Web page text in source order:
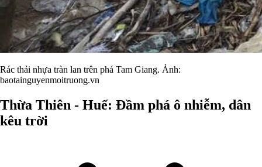
Rác thải nhựa tràn lan trên phá Tam Giang. Ảnh:
baotainguyenmoitruong.vn
Thừa Thiên - Huế: Đầm phá ô nhiễm, dân
kêu trời